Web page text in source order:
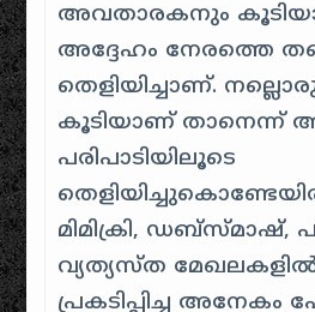
അവതാരകനും
അദ്ദേഹം നേരത്തെ
തെളിയിച്ചാണ്.
കൂടിയാണ് താനെന്ന്
പരിപാടിയിലൂടെ
മിമിക്രി, ഡബ്‌സ്മാഷ്,
വ്യത്യസ്ത
പ്രകടിപ്പിച്ച അനേകം